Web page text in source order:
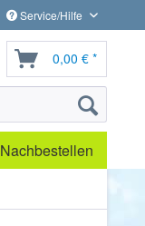
Service/Hilfe
0,00 € *
Nachbestellen